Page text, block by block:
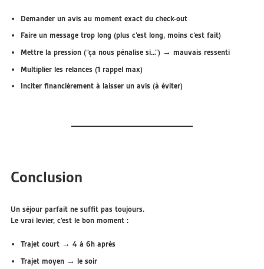
Demander un avis au moment exact du check-out
Faire un message trop long (plus c’est long, moins c’est fait)
Mettre la pression (“ça nous pénalise si…”) → mauvais ressenti
Multiplier les relances (1 rappel max)
Inciter financièrement à laisser un avis (à éviter)
Conclusion
Un séjour parfait ne suffit pas toujours.
Le vrai levier, c’est le bon moment:
Trajet court → 4 à 6h après
Trajet moyen → le soir